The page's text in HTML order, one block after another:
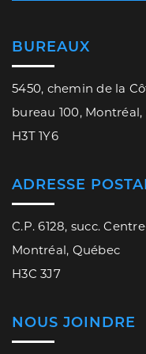
BUREAUX
5450, chemin de la
bureau 100,
H3T 1Y6
ADRESSE
C.P. 6128, succ.
Montréal, Québec
H3C 3J7
NOUS JOINDRE